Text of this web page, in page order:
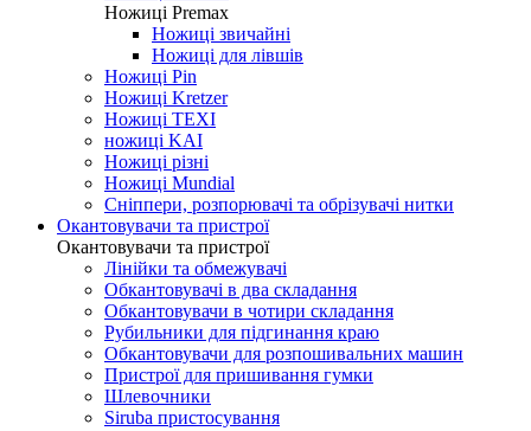
Ножиці Premax
Ножиці звичайні
Ножиці для лівшів
Ножиці Pin
Ножиці Kretzer
Ножиці TEXI
ножиці KAI
Ножиці різні
Ножиці Mundial
Сніппери, розпорювачі та обрізувачі нитки
Окантовувачи та пристрої
Окантовувачи та пристрої
Лінійки та обмежувачі
Обкантовувачі в два складання
Обкантовувачи в чотири складання
Рубильники для підгинання краю
Обкантовувачи для розпошивальних машин
Пристрої для пришивання гумки
Шлевочники
Siruba пристосування